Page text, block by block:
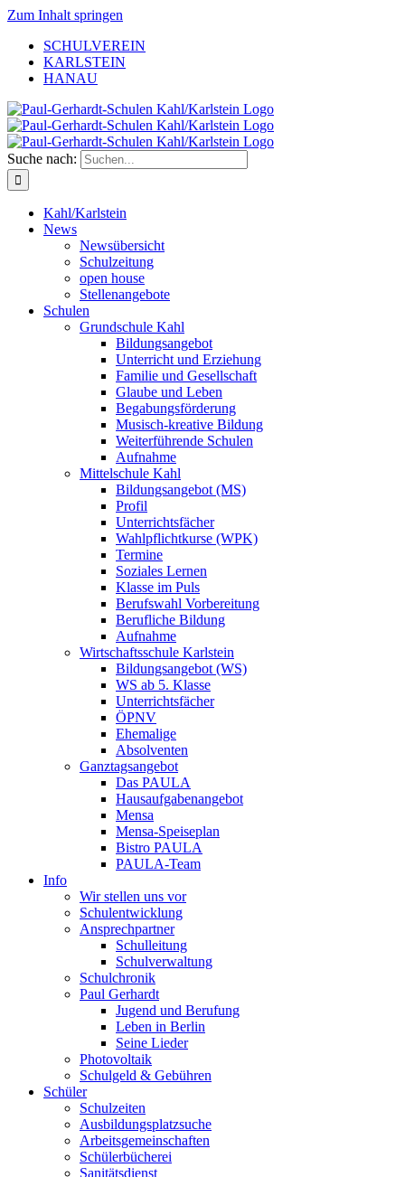
Zum Inhalt springen
SCHULVEREIN
KARLSTEIN
HANAU
Suche nach:
Kahl/Karlstein
News
Newsübersicht
Schulzeitung
open house
Stellenangebote
Schulen
Grundschule Kahl
Bildungsangebot
Unterricht und Erziehung
Familie und Gesellschaft
Glaube und Leben
Begabungsförderung
Musisch-kreative Bildung
Weiterführende Schulen
Aufnahme
Mittelschule Kahl
Bildungsangebot (MS)
Profil
Unterrichtsfächer
Wahlpflichtkurse (WPK)
Termine
Soziales Lernen
Klasse im Puls
Berufswahl Vorbereitung
Berufliche Bildung
Aufnahme
Wirtschaftsschule Karlstein
Bildungsangebot (WS)
WS ab 5. Klasse
Unterrichtsfächer
ÖPNV
Ehemalige
Absolventen
Ganztagsangebot
Das PAULA
Hausaufgabenangebot
Mensa
Mensa-Speiseplan
Bistro PAULA
PAULA-Team
Info
Wir stellen uns vor
Schulentwicklung
Ansprechpartner
Schulleitung
Schulverwaltung
Schulchronik
Paul Gerhardt
Jugend und Berufung
Leben in Berlin
Seine Lieder
Photovoltaik
Schulgeld & Gebühren
Schüler
Schulzeiten
Ausbildungsplatzsuche
Arbeitsgemeinschaften
Schülerbücherei
Sanitätsdienst